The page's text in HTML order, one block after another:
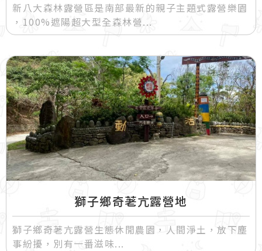
新八大森林露營區是南部最新的親子主題式露營樂園
，100%遮陽超大型全森林營
獅子鄉奇荖亢露營地
獅子鄉奇荖亢露營生態休閒農園，人間淨土，放下塵
事紛擾，別有一番滋味